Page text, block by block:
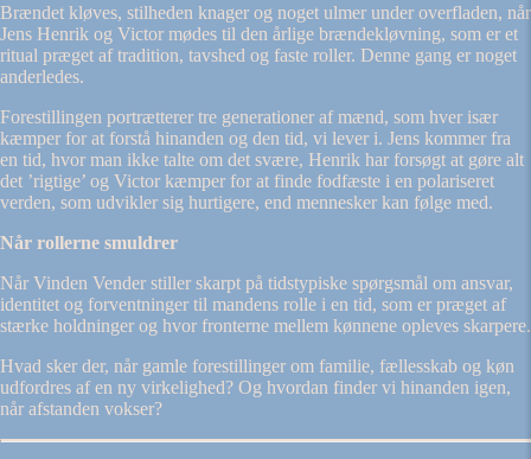
Brændet kløves, stilheden knager og noget ulmer under overfladen, når
Jens Henrik og Victor mødes til den årlige brændekløvning, som er et
ritual præget af tradition, tavshed og faste roller. Denne gang er noget
anderledes.
Forestillingen portrætterer tre generationer af mænd, som hver især
kæmper for at forstå hinanden og den tid, vi lever i. Jens kommer fra
en tid, hvor man ikke talte om det svære, Henrik har forsøgt at gøre alt
det ’rigtige’ og Victor kæmper for at finde fodfæste i en polariseret
verden, som udvikler sig hurtigere, end mennesker kan følge med.
Når rollerne smuldrer
Når Vinden Vender stiller skarpt på tidstypiske spørgsmål om ansvar,
identitet og forventninger til mandens rolle i en tid, som er præget af
stærke holdninger og hvor fronterne mellem kønnene opleves skarpere.
Hvad sker der, når gamle forestillinger om familie, fællesskab og køn
udfordres af en ny virkelighed? Og hvordan finder vi hinanden igen,
når afstanden vokser?